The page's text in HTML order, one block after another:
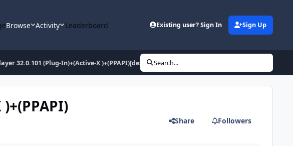
Browse Activity Leaderboard Existing user? Sign In Sign Up
32.0.101 (Plug-In)+(Active-X )+(PPAPI)[desatendido]
Search...
Share Followers